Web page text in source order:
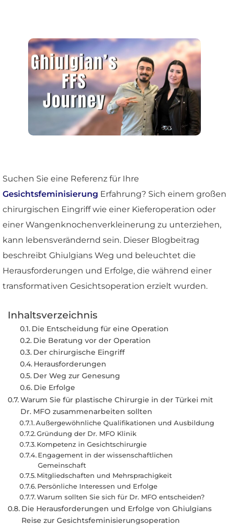
Suchen Sie eine Referenz für Ihre
Gesichtsfeminisierung Erfahrung? Sich einem großen
chirurgischen Eingriff wie einer Kieferoperation oder
einer Wangenknochenverkleinerung zu unterziehen,
kann lebensverändernd sein. Dieser Blogbeitrag
beschreibt Ghiulgians Weg und beleuchtet die
Herausforderungen und Erfolge, die während einer
transformativen Gesichtsoperation erzielt wurden.
Inhaltsverzeichnis
Die Entscheidung für eine Operation
Die Beratung vor der Operation
Der chirurgische Eingriff
Herausforderungen
Der Weg zur Genesung
Die Erfolge
Warum Sie für plastische Chirurgie in der Türkei mit
Dr. MFO zusammenarbeiten sollten
Außergewöhnliche Qualifikationen und Ausbildung
Gründung der Dr. MFO Klinik
Kompetenz in Gesichtschirurgie
Engagement in der wissenschaftlichen
Gemeinschaft
Mitgliedschaften und Mehrsprachigkeit
Persönliche Interessen und Erfolge
Warum sollten Sie sich für Dr. MFO entscheiden?
Die Herausforderungen und Erfolge von Ghiulgians
Reise zur Gesichtsfeminisierungsoperation